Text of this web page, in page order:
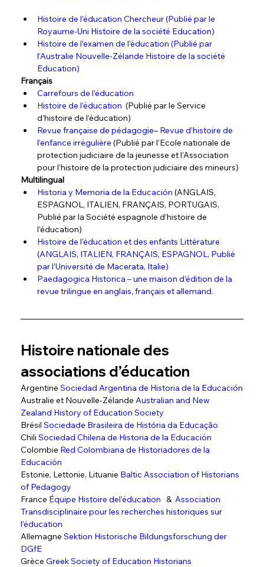
Histoire de l’éducation Chercheur (Publié par le
Royaume-Uni Histoire de la société Education)
Histoire de l’examen de l’éducation (Publié par
l’Australie Nouvelle-Zélande Histoire de la société
Education)
Français
Carrefours de l’éducation
Histoire de l’éducation (Publié par le Service
d’histoire de l’éducation)
Revue française de pédagogie– Revue d’histoire de
l’enfance irrégulière (Publié par l’Ecole nationale de
protection judiciaire de la jeunesse et l’Association
pour l’histoire de la protection judiciaire des mineurs)
Multilingual
Historia y Memoria de la Educación (ANGLAIS,
ESPAGNOL, ITALIEN, FRANÇAIS, PORTUGAIS,
Publié par la Société espagnole d’histoire de
l’éducation)
Histoire de l’éducation et des enfants Littérature
(ANGLAIS, ITALIEN, FRANÇAIS, ESPAGNOL, Publié
par l’Université de Macerata, Italie)
Paedagogica Historica – une maison d’édition de la
revue trilingue en anglais, français et allemand.
Histoire nationale des
associations d’éducation
Argentine Sociedad Argentina de Historia de la Educación
Australie et Nouvelle-Zélande Australian and New
Zealand History of Education Society
Brésil Sociedade Brasileira de História da Educação
Chili Sociedad Chilena de Historia de la Educación
Colombie Red Colombiana de Historiadores de la
Educación
Estonie, Lettonie, Lituanie Baltic Association of Historians
of Pedagogy
France Équipe Histoire del’éducation & Association
Transdisciplinaire pour les recherches historiques sur
l’éducation
Allemagne Sektion Historische Bildungsforschung der
DGfE
Grèce Greek Society of Education Historians